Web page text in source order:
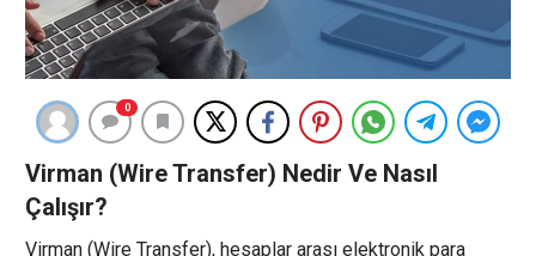
0
Virman (Wire Transfer) Nedir Ve Nasıl
Çalışır?
Virman (Wire Transfer), hesaplar arası elektronik para